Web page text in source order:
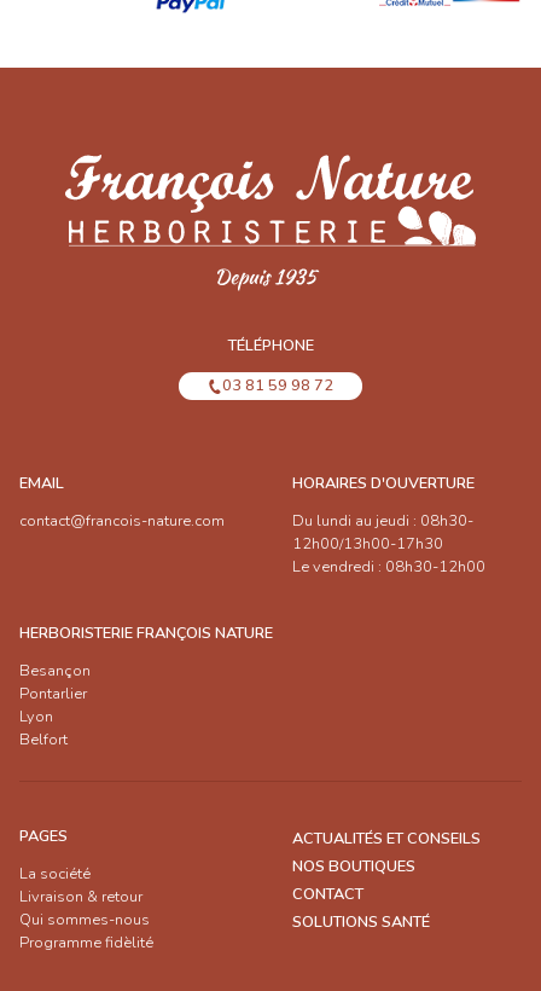
TÉLÉPHONE
03 81 59 98 72
EMAIL
contact@francois-nature.com
HORAIRES D'OUVERTURE
Du lundi au jeudi : 08h30-
12h00/13h00-17h30
Le vendredi : 08h30-12h00
HERBORISTERIE FRANÇOIS NATURE
Besançon
Pontarlier
Lyon
Belfort
PAGES
La société
Livraison & retour
Qui sommes-nous
Programme fidèlité
ACTUALITÉS ET CONSEILS
NOS BOUTIQUES
CONTACT
SOLUTIONS SANTÉ